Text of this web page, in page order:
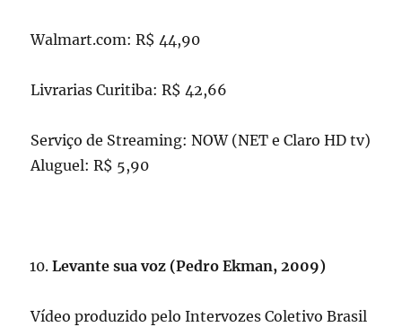
Walmart.com: R$ 44,90
Livrarias Curitiba: R$ 42,66
Serviço de Streaming: NOW (NET e Claro HD tv)
Aluguel: R$ 5,90
Levante sua voz (Pedro Ekman, 2009)
Vídeo produzido pelo Intervozes Coletivo Brasil